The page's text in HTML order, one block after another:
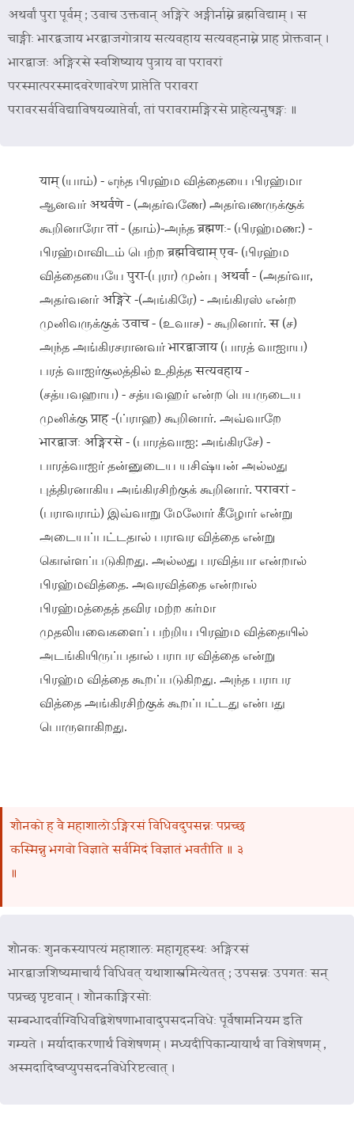
अथर्वां पुरा पूर्वम् ; उवाच उक्तवान् अङ्गिरे अङ्गीर्नाम्ने ब्रह्मविद्याम् । स
चाङ्गीः भारद्वजाय भरद्वाजगोत्राय सत्यवहाय सत्यवहनाम्ने प्राह प्रोक्तवान् ।
भारद्वाजः अङ्गिरसे स्वशिष्याय पुत्राय वा परावरां
परस्मात्परस्मादवरेणावरेण प्राप्तेति परावरा
परावरसर्वविद्याविषयव्याप्तेर्वा, तां परावरामङ्गिरसे प्राहेत्यनुषङ्गः ॥
याम् (யாம்) - எந்த பிரஹ்ம வித்தையை பிரஹ்மா
ஆனவர் अथर्वणे - (அதர்வணே) அதர்வணருக்குக்
கூறினாரோ तां - (தாம்)-அந்த ब्रह्मणः- (பிரஹ்மண:) -
பிரஹ்மாவிடம் பெற்ற ब्रह्मविद्याम् एव- (பிரஹ்ம
வித்தையையே पुरा-(புரா) முன்பு अथर्वा - (அதர்வா,
அதர்வனர் अङ्गिरे -(அங்கிரே) - அங்கிரஸ் என்ற
முனிவருக்குக் उवाच - (உவாச) - கூறினார். स (ச)
அந்த அங்கிரசரானவர் भारद्वाजाय (பாரத் வாஐாய)
பரத் வாஐர்குலத்தில் உதித்த सत्यवहाय -
(சத்யவஹாய) - சத்யவஹர் என்ற பெயருடைய
முனிக்கு प्राह -(ப்ராஹ) கூறினார். அவ்வாறே
भारद्वाजः अङ्गिरसे - (பாரத்வாஐ: அங்கிரசே) -
பாரத்வாஐர் தன்னுடைய யசிஷ்யன் அல்லது
புத்திரனாகிய அங்கிரசிற்குக் கூறினார். परावरां -
(பராவராம்) இவ்வாறு மேலோர் கீழோர் என்று
அடையப்பட்டதால் பராவர வித்தை என்று
கொள்ளப்படுகிறது. அல்லது பரவித்யா என்றால்
பிரஹ்மவித்தை. அவரவித்தை என்றால்
பிரஹ்மத்தைத் தவிர மற்ற கர்மா
முதலியவைகளைப் பற்றிய பிரஹ்ம வித்தையில்
அடங்கியிருப்பதால் பராபர வித்தை என்று
பிரஹ்ம வித்தை கூறப்படுகிறது. அந்த பராபர
வித்தை அங்கிரசிற்குக் கூறப்பட்டது என்பது
பொருளாகிறது.
शौनको ह वै महाशालोऽङ्गिरसं विधिवदुपसन्नः पप्रच्छ
कस्मिन्नु भगवो विज्ञाते सर्वमिदं विज्ञातं भवतीति ॥ ३
॥
शौनकः शुनकस्यापत्यं महाशालः महागृहस्थः अङ्गिरसं
भारद्वाजशिष्यमाचार्यं विधिवत् यथाशास्त्रमित्येतत् ; उपसन्नः उपगतः सन्
पप्रच्छ पृष्टवान् । शौनकाङ्गिरसोः
सम्बन्धादर्वाग्विधिवद्विशेषणाभावादुपसदनविधेः पूर्वेषामनियम इति
गम्यते । मर्यादाकरणार्थं विशेषणम् । मध्यदीपिकान्यायार्थं वा विशेषणम् ,
अस्मदादिष्वप्युपसदनविधेरिष्टत्वात् ।